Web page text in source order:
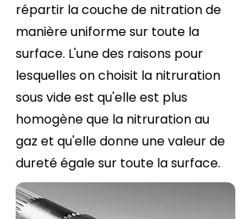
répartir la couche de nitration de
manière uniforme sur toute la
surface. L'une des raisons pour
lesquelles on choisit la nitruration
sous vide est qu'elle est plus
homogène que la nitruration au
gaz et qu'elle donne une valeur de
dureté égale sur toute la surface.